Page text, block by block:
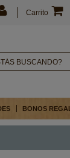
Carrito
BONOS